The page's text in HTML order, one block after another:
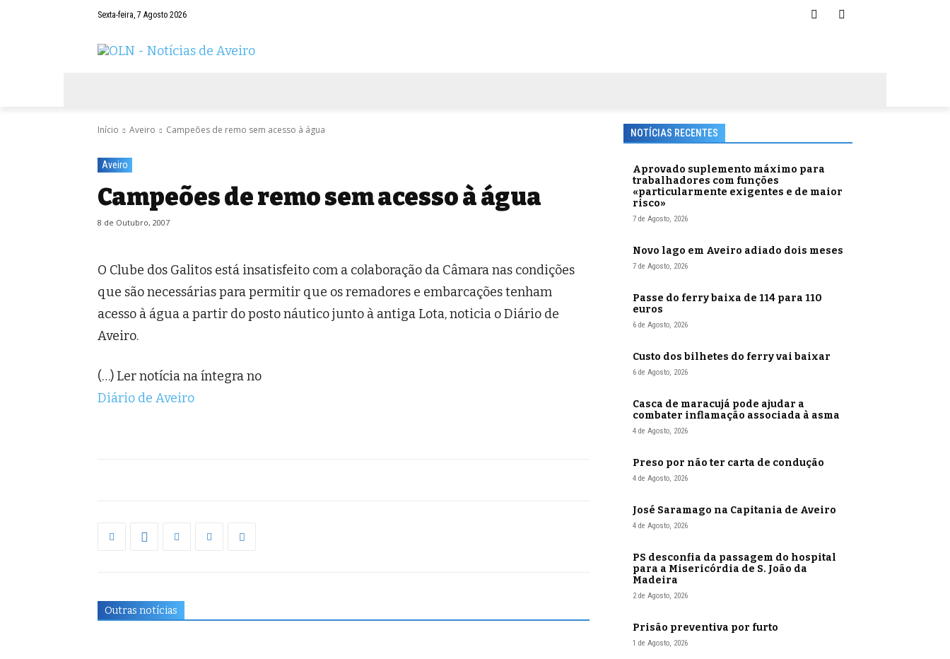
Sexta-feira, 7 Agosto 2026
Início Aveiro Campeões de remo sem acesso à água
Aveiro
Campeões de remo sem acesso à água
8 de Outubro, 2007
O Clube dos Galitos está insatisfeito com a colaboração da Câmara nas condições
que são necessárias para permitir que os remadores e embarcações tenham
acesso à água a partir do posto náutico junto à antiga Lota, noticia o Diário de
Aveiro.
(…) Ler notícia na íntegra no
Diário de Aveiro
Outras notícias
NOTÍCIAS RECENTES
Aprovado suplemento máximo para
trabalhadores com funções
«particularmente exigentes e de maior
risco»
7 de Agosto, 2026
Novo lago em Aveiro adiado dois meses
7 de Agosto, 2026
Passe do ferry baixa de 114 para 110
euros
6 de Agosto, 2026
Custo dos bilhetes do ferry vai baixar
6 de Agosto, 2026
Casca de maracujá pode ajudar a
combater inflamação associada à asma
4 de Agosto, 2026
Preso por não ter carta de condução
4 de Agosto, 2026
José Saramago na Capitania de Aveiro
4 de Agosto, 2026
PS desconfia da passagem do hospital
para a Misericórdia de S. João da
Madeira
2 de Agosto, 2026
Prisão preventiva por furto
1 de Agosto, 2026